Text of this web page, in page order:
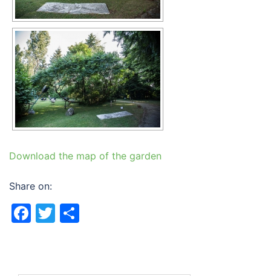
Download the map of the garden
Share on:
Facebook
Twitter